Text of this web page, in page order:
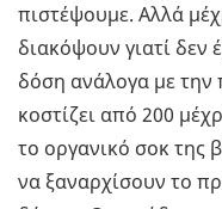
πιστέψουμε. Αλλά
διακόψουν γιατί
δόση ανάλογα με
κοστίζει από 200
το οργανικό σοκ της
να ξαναρχίσουν το